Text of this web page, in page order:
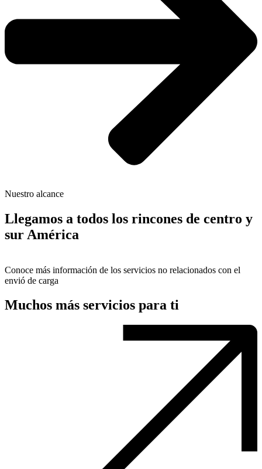
Nuestro alcance
Llegamos a todos los rincones de centro y
sur América
Conoce más información de los servicios no relacionados con el
envió de carga
Muchos más servicios para ti